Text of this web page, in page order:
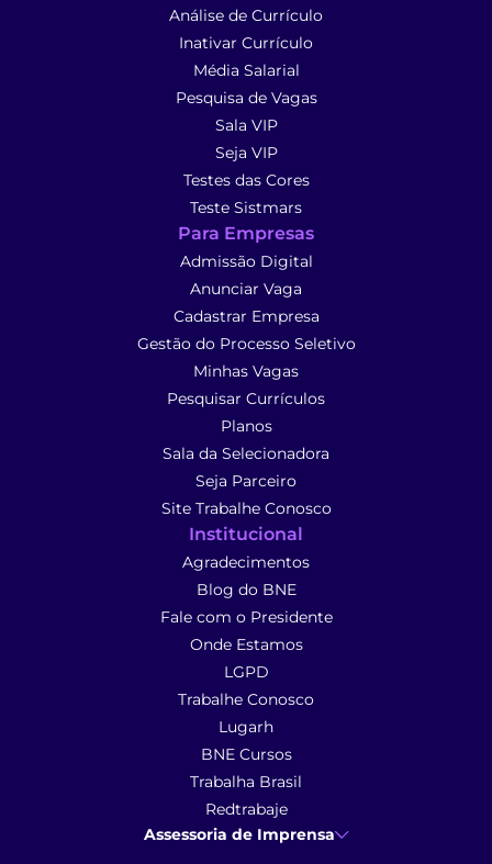
Análise de Currículo
Inativar Currículo
Média Salarial
Pesquisa de Vagas
Sala VIP
Seja VIP
Testes das Cores
Teste Sistmars
Para Empresas
Admissão Digital
Anunciar Vaga
Cadastrar Empresa
Gestão do Processo Seletivo
Minhas Vagas
Pesquisar Currículos
Planos
Sala da Selecionadora
Seja Parceiro
Site Trabalhe Conosco
Institucional
Agradecimentos
Blog do BNE
Fale com o Presidente
Onde Estamos
LGPD
Trabalhe Conosco
Lugarh
BNE Cursos
Trabalha Brasil
Redtrabaje
Assessoria de Imprensa